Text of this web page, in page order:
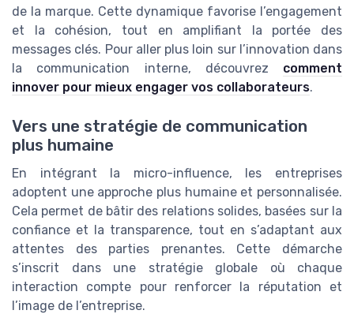
de la marque. Cette dynamique favorise l’engagement
et la cohésion, tout en amplifiant la portée des
messages clés. Pour aller plus loin sur l’innovation dans
la communication interne, découvrez comment
innover pour mieux engager vos collaborateurs.
Vers une stratégie de communication
plus humaine
En intégrant la micro-influence, les entreprises
adoptent une approche plus humaine et personnalisée.
Cela permet de bâtir des relations solides, basées sur la
confiance et la transparence, tout en s’adaptant aux
attentes des parties prenantes. Cette démarche
s’inscrit dans une stratégie globale où chaque
interaction compte pour renforcer la réputation et
l’image de l’entreprise.